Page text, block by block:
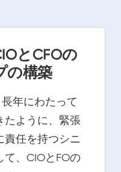
とCFOの
の構築
年にわたって
たように、緊張
責任を持つシニ
、CIOとFOの